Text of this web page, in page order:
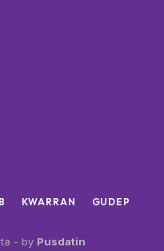
KWARRAN GUDEP
- by Pusdatin